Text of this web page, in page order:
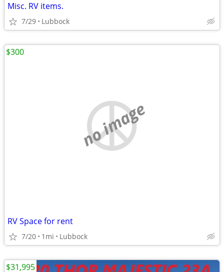
Misc. RV items.
7/29 Lubbock
no image
RV Space for rent
7/20 1mi Lubbock
$300
$31,995